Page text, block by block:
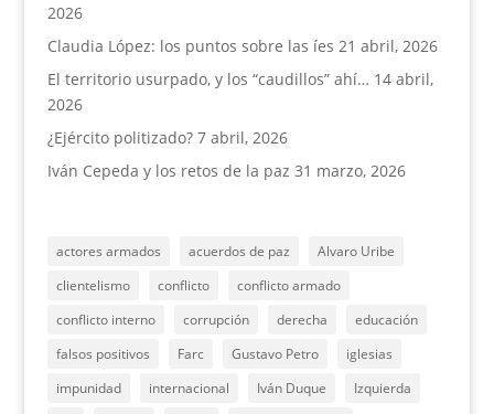
2026
Claudia López: los puntos sobre las íes 21 abril, 2026
El territorio usurpado, y los “caudillos” ahí… 14 abril,
2026
¿Ejército politizado? 7 abril, 2026
Iván Cepeda y los retos de la paz 31 marzo, 2026
actores armados acuerdos de paz
Alvaro Uribe
clientelismo
conflicto
conflicto armado
conflicto interno
corrupción derecha
educación
falsos positivos
Farc Gustavo Petro
iglesias
impunidad
internacional Iván Duque
Izquierda